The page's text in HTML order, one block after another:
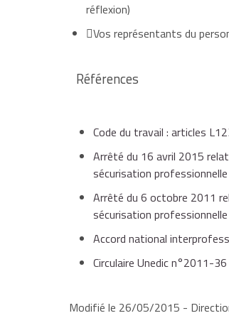
L'absence de réponse dans le
L'accompagnement est
accompagnement précoce,
bénéficiaire aux mesures
accès aux formations
Pendant le CSP, le
La durée d'indemnisation est
refuse une action de
refuse à 2 reprises une
fait des déclarations
réflexion)
Vos représentants du
Références
Code du travail : articles
Arrêté du 16 avril 2015
sécurisation professionnelle
Arrêté du 6 octobre 2011
sécurisation professionnelle
Accord national
Circulaire Unedic n°2011-
Modifié le 26/05/2015 -